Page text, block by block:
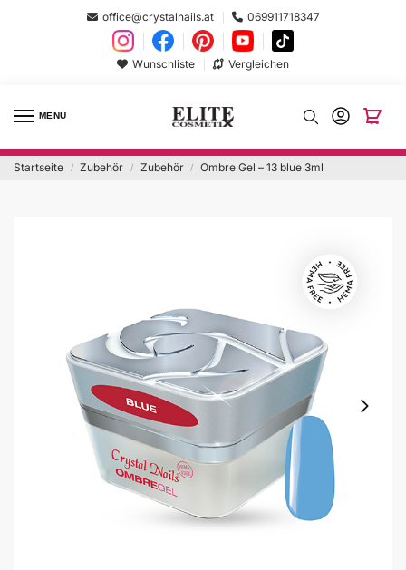
office@crystalnails.at 069911718347
Wunschliste Vergleichen
MENU
Startseite / Zubehör / Zubehör / Ombre Gel – 13 blue 3ml